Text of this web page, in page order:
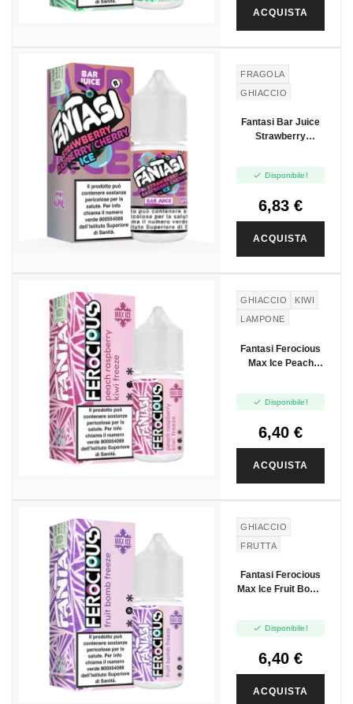
ACQUISTA
FRAGOLA
GHIACCIO
LAMPONE
Fantasi Bar Juice
Strawberry
10+10
 Disponibile!
6,83 €
ACQUISTA
GHIACCIO
KIWI
LAMPONE
Fantasi Ferocious
Max Ice Peach
10+10
 Disponibile!
6,40 €
ACQUISTA
GHIACCIO
FRUTTA
Fantasi Ferocious
Max Ice Fruit Bomb
 Disponibile!
6,40 €
ACQUISTA